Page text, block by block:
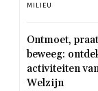
MILIEU
Ontmoet,
beweeg:
activiteiten
Welzijn